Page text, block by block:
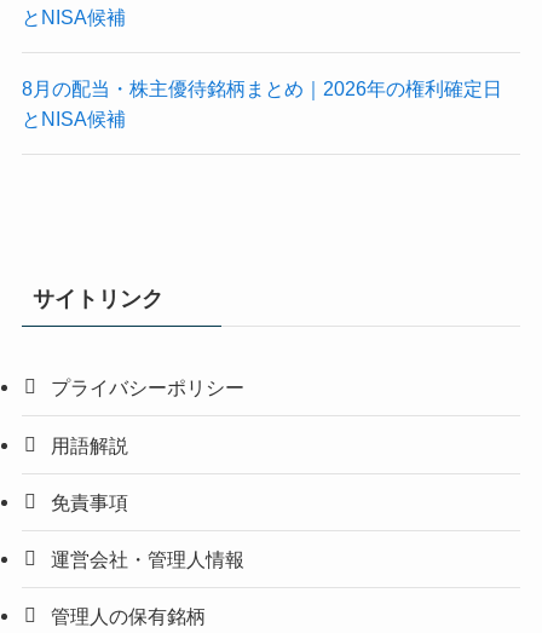
とNISA候補
8月の配当・株主優待銘柄まとめ｜2026年の権利確定日
とNISA候補
サイトリンク
プライバシーポリシー
用語解説
免責事項
運営会社・管理人情報
管理人の保有銘柄